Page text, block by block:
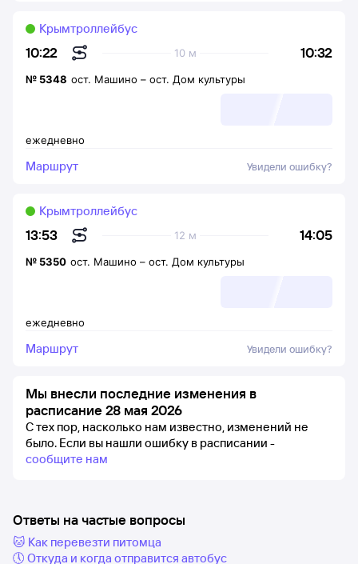
10:22 10:32
10 м
Крымтроллейбус
ежедневно
№ 5348 ост. Машино – ост. Дом культуры
Маршрут Увидели ошибку?
13:53 14:05
12 м
Крымтроллейбус
ежедневно
№ 5350 ост. Машино – ост. Дом культуры
Маршрут Увидели ошибку?
Мы внесли последние изменения в
расписание 28 мая 2026
С тех пор, насколько нам известно, изменений не
было. Если вы нашли ошибку в расписании -
сообщите нам
Ответы на частые вопросы
🐱 Как перевезти питомца
🕔 Откуда и когда отправится автобус